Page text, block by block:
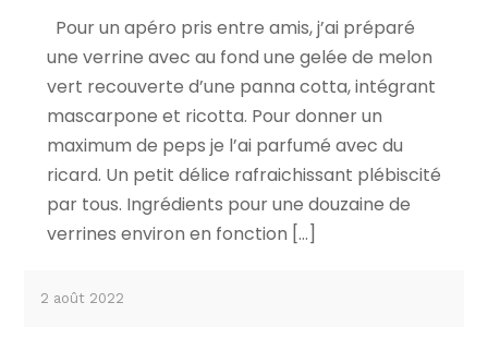
Pour un apéro pris entre amis, j’ai préparé
une verrine avec au fond une gelée de melon
vert recouverte d’une panna cotta, intégrant
mascarpone et ricotta. Pour donner un
maximum de peps je l’ai parfumé avec du
ricard. Un petit délice rafraichissant plébiscité
par tous. Ingrédients pour une douzaine de
verrines environ en fonction […]
2 août 2022